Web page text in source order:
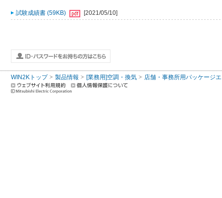
試験成績書 (59KB) [2021/05/10]
WIN2Kトップ 製品情報 [業務用]空調・換気 店舗・事務所用パッケージ